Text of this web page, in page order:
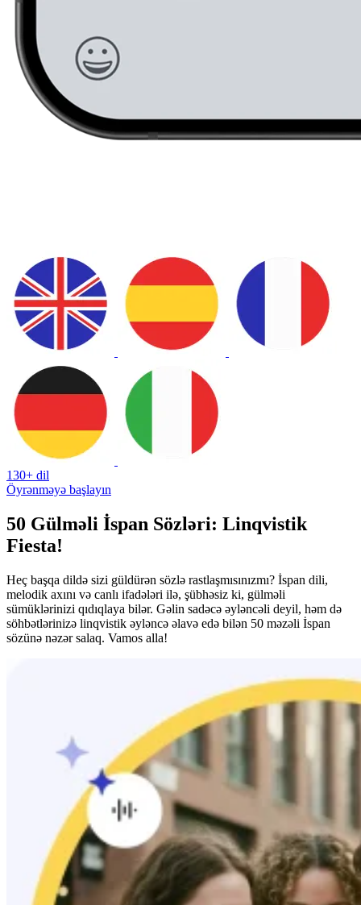
130+ dil
Öyrənməyə başlayın
50 Gülməli İspan Sözləri: Linqvistik
Fiesta!
Heç başqa dildə sizi güldürən sözlə rastlaşmısınızmı? İspan dili,
melodik axını və canlı ifadələri ilə, şübhəsiz ki, gülməli
sümüklərinizi qıdıqlaya bilər. Gəlin sadəcə əyləncəli deyil, həm də
söhbətlərinizə linqvistik əyləncə əlavə edə bilən 50 məzəli İspan
sözünə nəzər salaq. Vamos alla!